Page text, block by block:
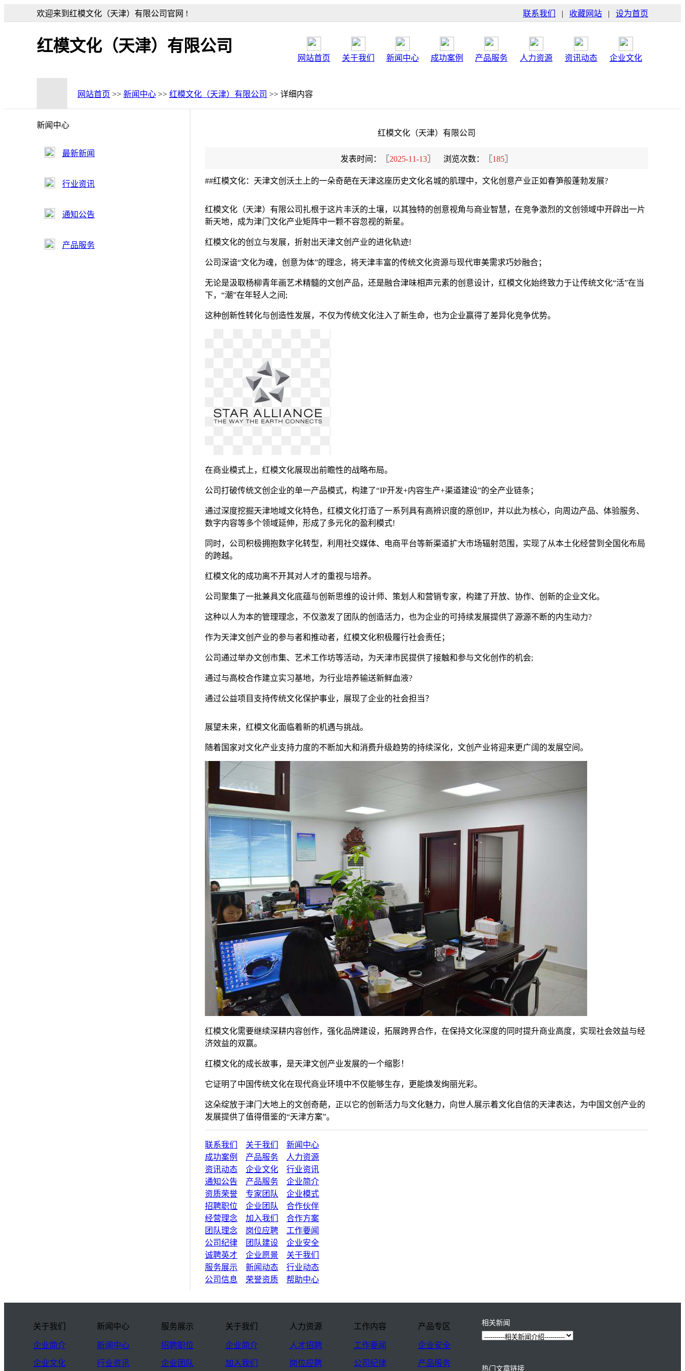
欢迎来到红模文化（天津）有限公司官网 ! 联系我们 | 收藏网站 | 设为首页
红模文化（天津）有限公司
网站首页 关于我们 新闻中心 成功案例 产品服务 人力资源 资讯动态 企业文化
网站首页 >> 新闻中心 >> 红模文化（天津）有限公司 >> 详细内容
新闻中心
最新新闻
行业资讯
通知公告
产品服务
红模文化（天津）有限公司
发表时间：〖 2025-11-13〗 浏览次数：〖 185〗
##红模文化：天津文创沃土上的一朵奇葩在天津这座历史文化名城的肌理中，文化创意产业正如春笋般蓬勃发展?
红模文化（天津）有限公司扎根于这片丰沃的土壤，以其独特的创意视角与商业智慧，在竞争激烈的文创领域中开辟出一片
新天地，成为津门文化产业矩阵中一颗不容忽视的新星。
红模文化的创立与发展，折射出天津文创产业的进化轨迹!
公司深谙“文化为魂，创意为体”的理念，将天津丰富的传统文化资源与现代审美需求巧妙融合；
无论是汲取杨柳青年画艺术精髓的文创产品，还是融合津味相声元素的创意设计，红模文化始终致力于让传统文化“活”在当
下，“潮”在年轻人之间;
这种创新性转化与创造性发展，不仅为传统文化注入了新生命，也为企业赢得了差异化竞争优势。
在商业模式上，红模文化展现出前瞻性的战略布局。
公司打破传统文创企业的单一产品模式，构建了“IP开发+内容生产+渠道建设”的全产业链条；
通过深度挖掘天津地域文化特色，红模文化打造了一系列具有高辨识度的原创IP，并以此为核心，向周边产品、体验服务、
数字内容等多个领域延伸，形成了多元化的盈利模式!
同时，公司积极拥抱数字化转型，利用社交媒体、电商平台等新渠道扩大市场辐射范围，实现了从本土化经营到全国化布局
的跨越。
红模文化的成功离不开其对人才的重视与培养。
公司聚集了一批兼具文化底蕴与创新思维的设计师、策划人和营销专家，构建了开放、协作、创新的企业文化。
这种以人为本的管理理念，不仅激发了团队的创造活力，也为企业的可持续发展提供了源源不断的内生动力?
作为天津文创产业的参与者和推动者，红模文化积极履行社会责任；
公司通过举办文创市集、艺术工作坊等活动，为天津市民提供了接触和参与文化创作的机会;
通过与高校合作建立实习基地，为行业培养输送新鲜血液?
通过公益项目支持传统文化保护事业，展现了企业的社会担当？
展望未来，红模文化面临着新的机遇与挑战。
随着国家对文化产业支持力度的不断加大和消费升级趋势的持续深化，文创产业将迎来更广阔的发展空间。
红模文化需要继续深耕内容创作，强化品牌建设，拓展跨界合作，在保持文化深度的同时提升商业高度，实现社会效益与经
济效益的双赢。
红模文化的成长故事，是天津文创产业发展的一个缩影！
它证明了中国传统文化在现代商业环境中不仅能够生存，更能焕发绚丽光彩。
这朵绽放于津门大地上的文创奇葩，正以它的创新活力与文化魅力，向世人展示着文化自信的天津表达，为中国文创产业的
发展提供了值得借鉴的“天津方案”。
联系我们 关于我们
新闻中心
成功案例
产品服务
人力资源
资讯动态
企业文化
行业资讯
通知公告
产品服务
企业简介
资质荣誉
专家团队
企业模式
招聘职位
企业团队
合作伙伴
经营理念
加入我们
合作方案
团队理念
岗位应聘
工作要闻
公司纪律
团队建设
企业安全
诚聘英才
企业愿景
关于我们
服务展示
新闻动态
行业动态
公司信息
荣誉资质 帮助中心
关于我们
企业简介
企业文化
新闻中心
新闻中心
行业资讯
服务展示
招聘职位
企业团队
关于我们
企业简介
加入我们
人力资源
人才招聘
岗位应聘
工作内容
工作要闻
公司纪律
产品专区
企业安全
产品服务
相关新闻
热门文章链接